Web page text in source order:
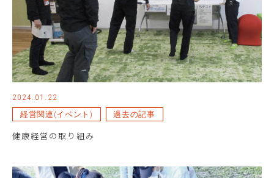
2024.01.22
経営関連(イベント)
過去の記事
健康経営の取り組み